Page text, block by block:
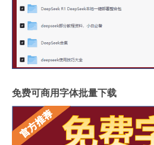
免费可商用字体批量下载